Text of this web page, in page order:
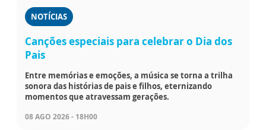
NOTÍCIAS
Canções especiais para celebrar o Dia dos
Pais
Entre memórias e emoções, a música se torna a trilha
sonora das histórias de pais e filhos, eternizando
momentos que atravessam gerações.
08 AGO 2026 - 18H00